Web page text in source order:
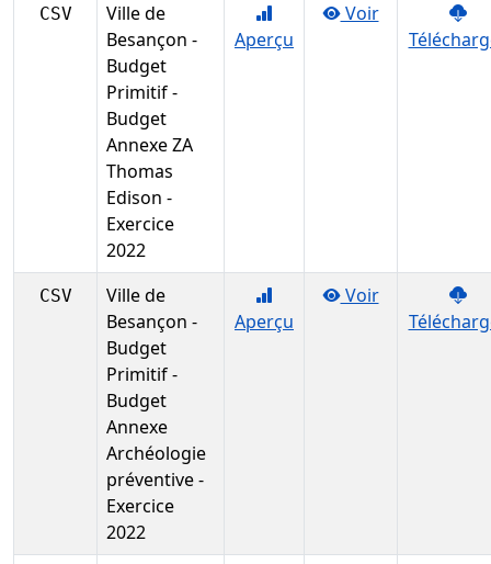
CSV
Ville de
Besançon -
Budget
Primitif -
Budget
Annexe ZA
Thomas
Edison -
Exercice
2022
Aperçu
Voir
CSV
Ville de
Besançon -
Budget
Primitif -
Budget
Annexe
Archéologie
préventive -
Exercice
2022
Aperçu
Voir